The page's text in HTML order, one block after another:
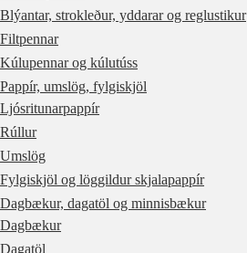
Blýantar, strokleður, yddarar og reglustikur
Filtpennar
Kúlupennar og kúlutúss
Pappír, umslög, fylgiskjöl
Ljósritunarpappír
Rúllur
Umslög
Fylgiskjöl og löggildur skjalapappír
Dagbækur, dagatöl og minnisbækur
Dagbækur
Dagatöl